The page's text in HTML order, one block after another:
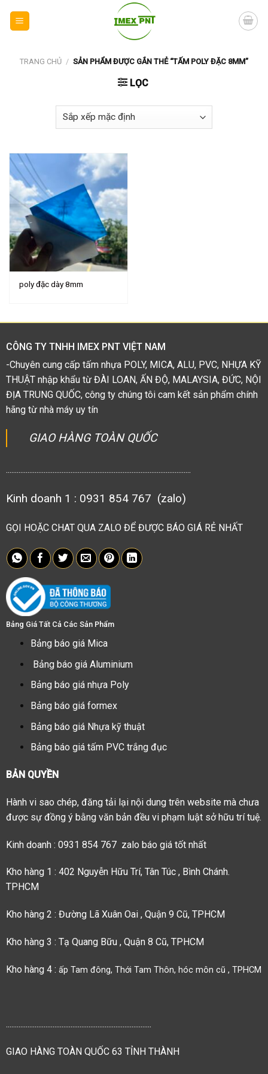
TRANG CHỦ / SẢN PHẨM ĐƯỢC GẮN THẺ “TẤM POLY ĐẶC 8MM”
LỌC
poly đặc dày 8mm
CÔNG TY TNHH IMEX PNT VIỆT NAM
-Chuyên cung cấp tấm nhựa POLY, MICA, ALU, PVC, NHỰA KỸ
THUẬT nhập khẩu từ ĐÀI LOAN, ẤN ĐỘ, MALAYSIA, ĐỨC, NỘI
ĐỊA TRUNG QUỐC, công ty chúng tôi cam kết sản phẩm chính
hãng từ nhà máy uy tín
GIAO HÀNG TOÀN QUỐC
.......................................................................................................
Kinh doanh 1 : 0931 854 767 (zalo)
GỌI HOẶC CHAT QUA ZALO ĐỂ ĐƯỢC BÁO GIÁ RẺ NHẤT
Bảng Giá Tất Cả Các Sản Phẩm
Bảng báo giá Mica
Bảng báo giá Aluminium
Bảng báo giá nhựa Poly
Bảng báo giá formex
Bảng báo giá Nhựa kỹ thuật
Bảng báo giá tấm PVC trắng đục
BẢN QUYỀN
Hành vi sao chép, đăng tải lại nội dung trên website mà chưa
được sự đồng ý bằng văn bản đều vi phạm luật sở hữu trí tuệ.
Kinh doanh : 0931 854 767 zalo báo giá tốt nhất
Kho hàng 1 : 402 Nguyễn Hữu Trí, Tân Túc , Bình Chánh.
TPHCM
Kho hàng 2 : Đường Lã Xuân Oai , Quận 9 Cũ, TPHCM
Kho hàng 3 : Tạ Quang Bữu , Quận 8 Cũ, TPHCM
Kho hàng 4 : ấp Tam đông, Thới Tam Thôn, hóc môn cũ , TPHCM
.................................................................................
GIAO HÀNG TOÀN QUỐC 63 TỈNH THÀNH